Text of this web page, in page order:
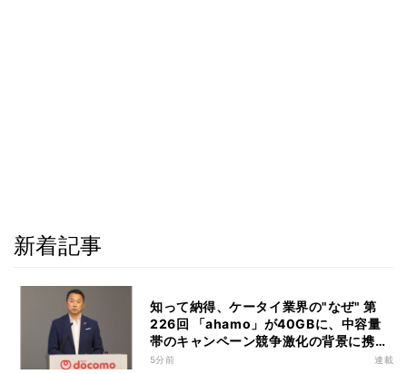
新着記事
知って納得、ケータイ業界の"なぜ" 第
226回 「ahamo」が40GBに、中容量
帯のキャンペーン競争激化の背景に携帯
各社の“迷い”あり
5分前 連載